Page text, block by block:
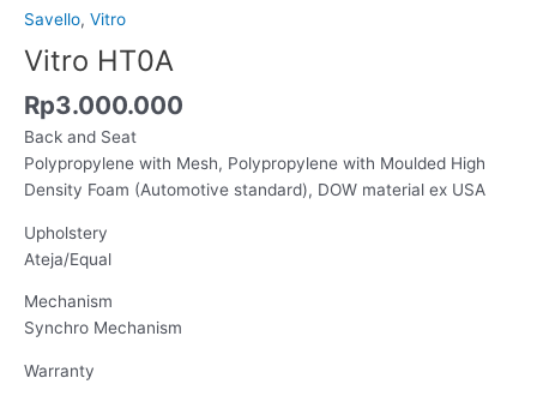
Savello, Vitro
Vitro HT0A
Rp3.000.000
Back and Seat
Polypropylene with Mesh, Polypropylene with Moulded High
Density Foam (Automotive standard), DOW material ex USA
Upholstery
Ateja/Equal
Mechanism
Synchro Mechanism
Warranty